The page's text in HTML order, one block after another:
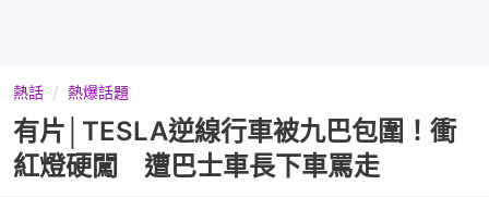
熱話 熱爆話題
有片│TESLA逆線行車被九巴包圍！衝
紅燈硬闖 遭巴士車長下車罵走